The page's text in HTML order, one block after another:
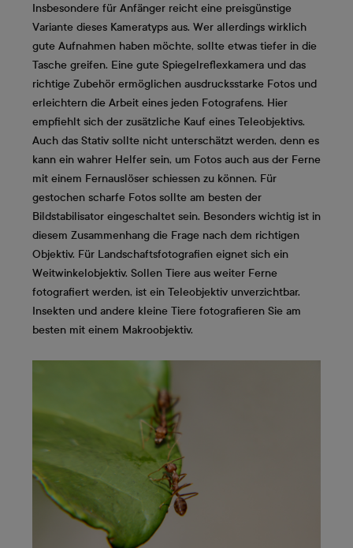
Insbesondere für Anfänger reicht eine preisgünstige
Variante dieses Kameratyps aus. Wer allerdings wirklich
gute Aufnahmen haben möchte, sollte etwas tiefer in die
Tasche greifen. Eine gute Spiegelreflexkamera und das
richtige Zubehör ermöglichen ausdrucksstarke Fotos und
erleichtern die Arbeit eines jeden Fotografens. Hier
empfiehlt sich der zusätzliche Kauf eines Teleobjektivs.
Auch das Stativ sollte nicht unterschätzt werden, denn es
kann ein wahrer Helfer sein, um Fotos auch aus der Ferne
mit einem Fernauslöser schiessen zu können. Für
gestochen scharfe Fotos sollte am besten der
Bildstabilisator eingeschaltet sein. Besonders wichtig ist in
diesem Zusammenhang die Frage nach dem richtigen
Objektiv. Für Landschaftsfotografien eignet sich ein
Weitwinkelobjektiv. Sollen Tiere aus weiter Ferne
fotografiert werden, ist ein Teleobjektiv unverzichtbar.
Insekten und andere kleine Tiere fotografieren Sie am
besten mit einem Makroobjektiv.